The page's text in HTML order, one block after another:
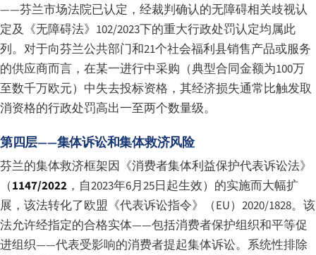
——芬兰市场法院已认定，经裁判确认的无障碍相关歧视认
定及《无障碍法》102/2023下的重大行政处罚认定均属此
列。对于向芬兰公共部门和21个社会福利县销售产品或服务
的供应商而言，在某一进行中采购（典型合同金额为100万
至数千万欧元）中失去投标资格，其经济损失通常比触发取
消资格的行政处罚高出一至两个数量级。
第四层——集体诉讼和集体救济风险
芬兰的集体救济框架因《消费者集体利益保护代表诉讼法》
（1147/2022 ，自2023年6月25日起生效）的实施而大幅扩
展，该法转化了欧盟《代表诉讼指令》（EU）2020/1828。该
法允许经指定的合格实体——包括消费者保护组织和平等促
进组织——代表受影响的消费者提起集体诉讼。系统性排除